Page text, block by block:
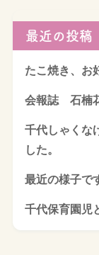
最近の投稿
たこ焼き、お
会報誌 石楠
千代しゃくな
した。
最近の様子で
千代保育園児